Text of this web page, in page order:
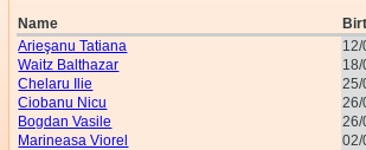
Name
Arieşanu Tatiana
12/
Waitz Balthazar
18/
Chelaru Ilie
25/
Ciobanu Nicu
26/
Bogdan Vasile
26/
Marineasa Viorel
02/